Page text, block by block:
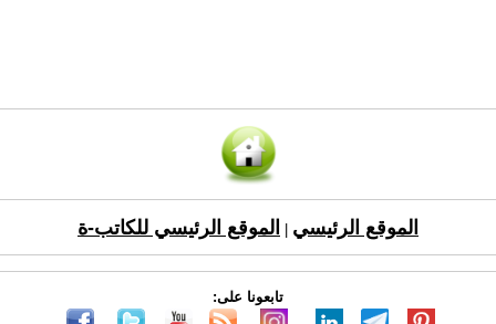
الموقع الرئيسي الموقع الرئيسي للكاتب-ة
تابعونا على: